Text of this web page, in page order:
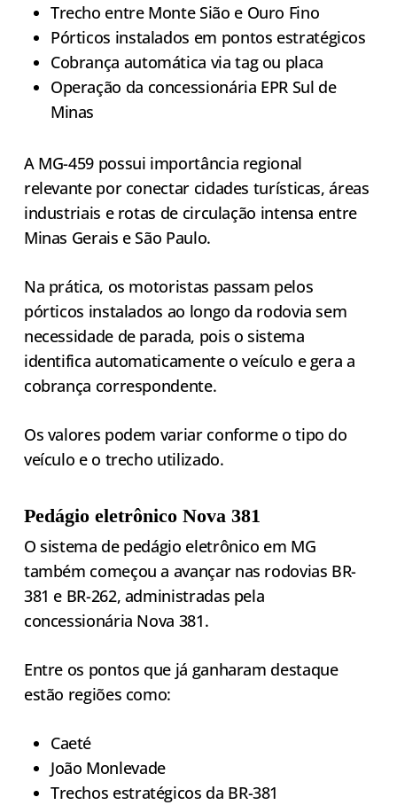
Trecho entre Monte Sião e Ouro Fino
Pórticos instalados em pontos estratégicos
Cobrança automática via tag ou placa
Operação da concessionária EPR Sul de
Minas
A MG-459 possui importância regional
relevante por conectar cidades turísticas, áreas
industriais e rotas de circulação intensa entre
Minas Gerais e São Paulo.
Na prática, os motoristas passam pelos
pórticos instalados ao longo da rodovia sem
necessidade de parada, pois o sistema
identifica automaticamente o veículo e gera a
cobrança correspondente.
Os valores podem variar conforme o tipo do
veículo e o trecho utilizado.
Pedágio eletrônico Nova 381
O sistema de pedágio eletrônico em MG
também começou a avançar nas rodovias BR-
381 e BR-262, administradas pela
concessionária Nova 381.
Entre os pontos que já ganharam destaque
estão regiões como:
Caeté
João Monlevade
Trechos estratégicos da BR-381